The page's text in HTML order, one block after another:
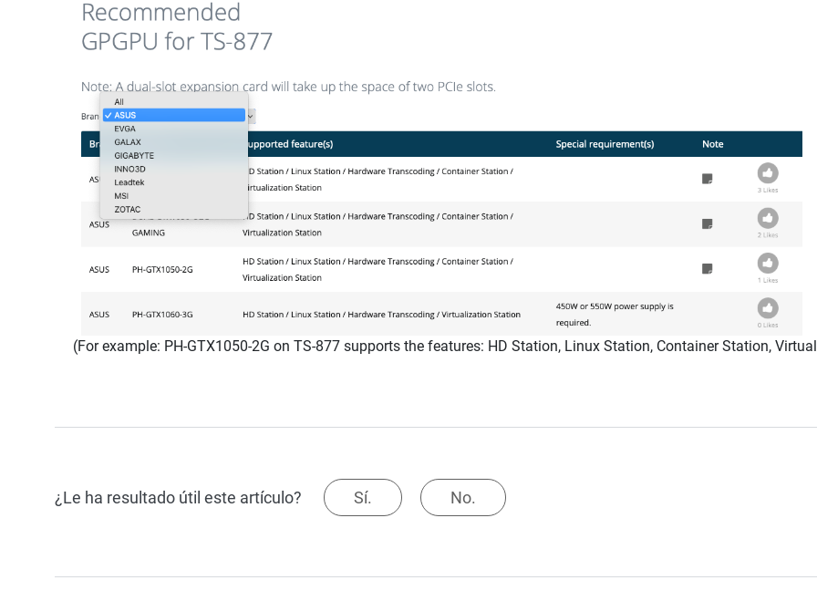
(For example: PH-GTX1050-2G on TS-877 supports the features: HD Station, Linux Station, Container Station,
¿Le ha resultado útil este artículo? Sí. No.